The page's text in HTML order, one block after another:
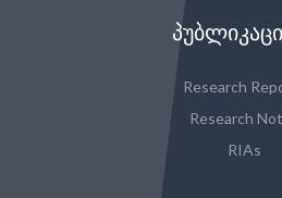
Research
Research
RIAs